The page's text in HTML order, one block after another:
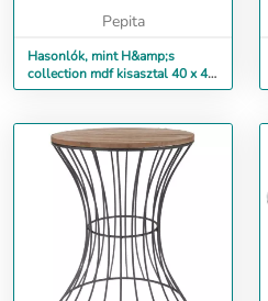
Pepita
Hasonlók, mint H&amp;s
collection mdf kisasztal 40 x 40
cm